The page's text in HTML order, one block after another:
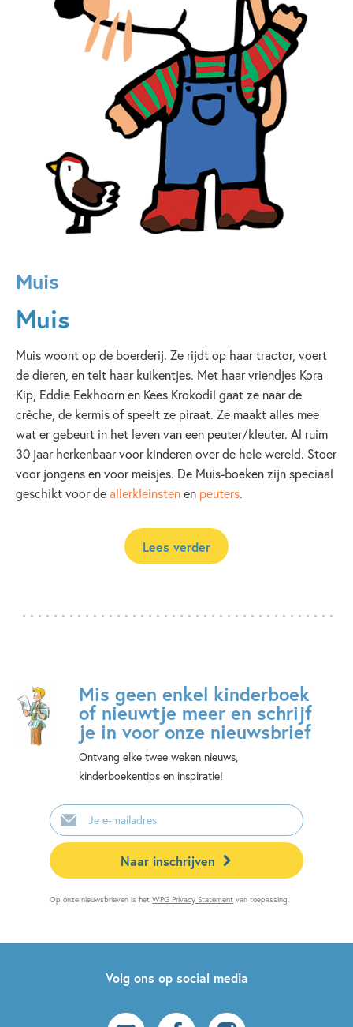
Muis
Muis
Muis woont op de boerderij. Ze rijdt op haar tractor, voert
de dieren, en telt haar kuikentjes. Met haar vriendjes Kora
Kip, Eddie Eekhoorn en Kees Krokodil gaat ze naar de
crèche, de kermis of speelt ze piraat. Ze maakt alles mee
wat er gebeurt in het leven van een peuter/kleuter. Al ruim
30 jaar herkenbaar voor kinderen over de hele wereld. Stoer
voor jongens en voor meisjes. De Muis-boeken zijn speciaal
geschikt voor deallerkleinstenen peuters.
Lees verder
Mis geen enkel kinderboek
of nieuwtje meer en schrijf
je in voor onze nieuwsbrief
Ontvang elke twee weken nieuws,
kinderboekentips en inspiratie!
E-
mailadres
Naar inschrijven
Op onze nieuwsbrieven is hetWPG Privacy Statement van toepassing.
Volg ons op social media